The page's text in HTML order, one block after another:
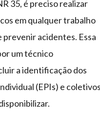
35, é preciso realizar
em qualquer trabalho
prevenir acidentes. Essa
um técnico
a identificação dos
(EPIs) e